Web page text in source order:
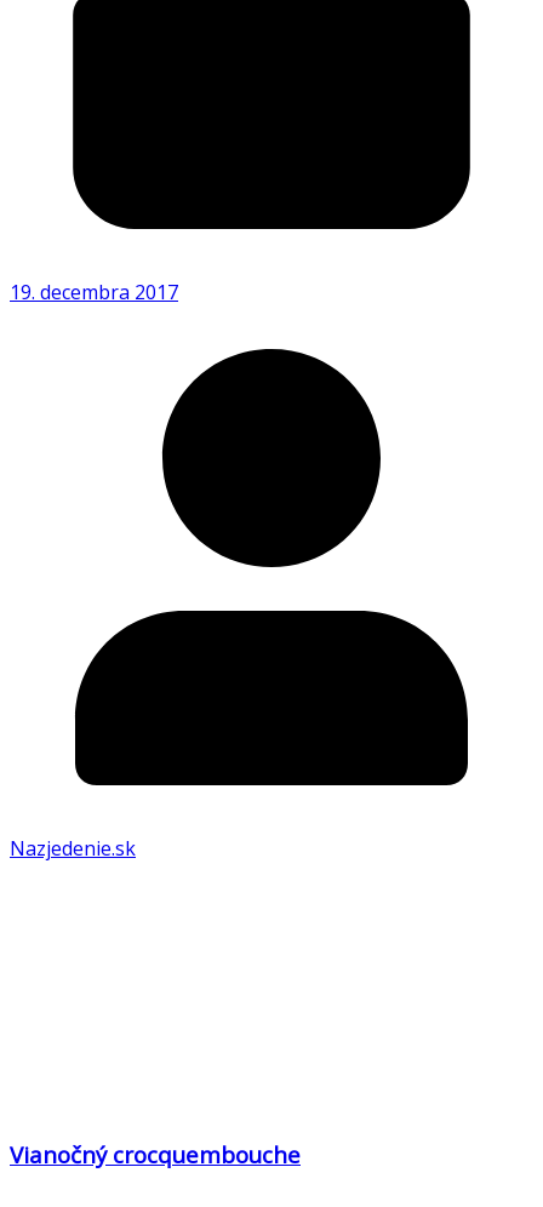
19. decembra 2017
Nazjedenie.sk
Vianočný crocquembouche